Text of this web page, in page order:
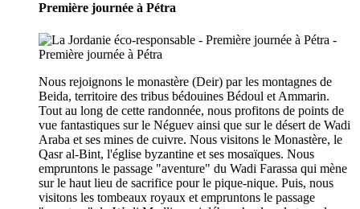
Première journée à Pétra
Nous rejoignons le monastère (Deir) par les montagnes de
Beida, territoire des tribus bédouines Bédoul et Ammarin.
Tout au long de cette randonnée, nous profitons de points de
vue fantastiques sur le Néguev ainsi que sur le désert de Wadi
Araba et ses mines de cuivre. Nous visitons le Monastère, le
Qasr al-Bint, l'église byzantine et ses mosaïques. Nous
empruntons le passage "aventure" du Wadi Farassa qui mène
sur le haut lieu de sacrifice pour le pique-nique. Puis, nous
visitons les tombeaux royaux et empruntons le passage